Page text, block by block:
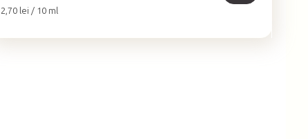
Evaluare
2,70 lei / 10 ml